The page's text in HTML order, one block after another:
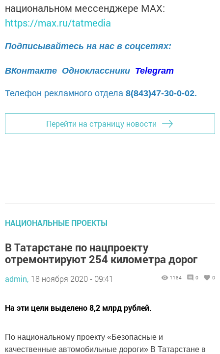
национальном мессенджере MАХ:
https://max.ru/tatmedia
Подписывайтесь на нас в соцсетях:
ВКонтакте Одноклассники Telegram
Телефон рекламного отдела 8(843)47-30-0-02.
Перейти на страницу новости
НАЦИОНАЛЬНЫЕ ПРОЕКТЫ
В Татарстане по нацпроекту
отремонтируют 254 километра дорог
admin, 18 ноября 2020 - 09:41 1184 0 0
На эти цели выделено 8,2 млрд рублей.
По национальному проекту «Безопасные и
качественные автомобильные дороги» В Татарстане в